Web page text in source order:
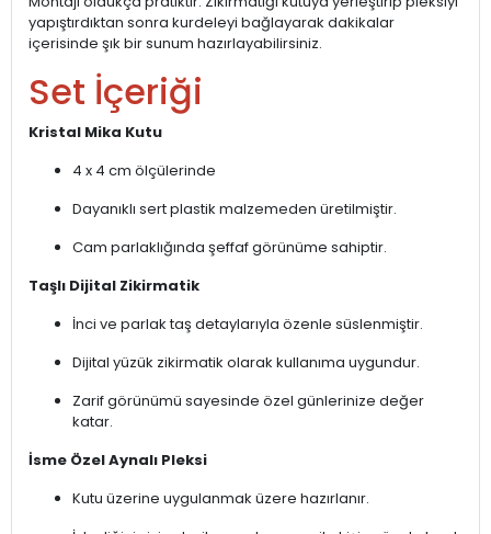
yapıştırdıktan sonra kurdeleyi bağlayarak dakikalar
içerisinde şık bir sunum hazırlayabilirsiniz.
Set İçeriği
Kristal Mika Kutu
4 x 4 cm ölçülerinde
Dayanıklı sert plastik malzemeden üretilmiştir.
Cam parlaklığında şeffaf görünüme sahiptir.
Taşlı Dijital Zikirmatik
İnci ve parlak taş detaylarıyla özenle süslenmiştir.
Dijital yüzük zikirmatik olarak kullanıma uygundur.
Zarif görünümü sayesinde özel günlerinize değer
katar.
İsme Özel Aynalı Pleksi
Kutu üzerine uygulanmak üzere hazırlanır.